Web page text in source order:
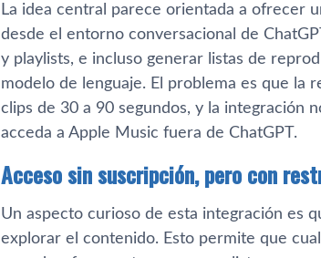
La idea central parece orientada a ofrecer
desde el entorno conversacional de
y playlists, e incluso generar listas de
modelo de lenguaje. El problema es que la
clips de 30 a 90 segundos, y la integración
acceda a Apple Music fuera de ChatGPT.
Acceso sin suscripción, pero con
Un aspecto curioso de esta integración es
explorar el contenido. Esto permite que